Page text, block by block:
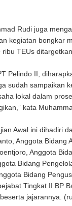
Rudi juga
kegiatan bongkar
TEUs
Pelindo II,
sudah sampaikan
lokal dalam
kata
Awal ini dihadiri
Anggota Bidang
Anggota
Bidang
Bidang
Tingkat II BP
jajarannya.